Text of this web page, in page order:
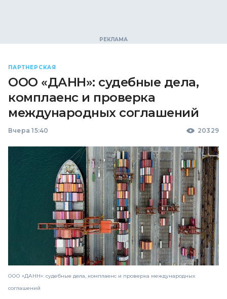
ПАРТНЕРСКАЯ
ООО «ДАНН»: судебные дела,
комплаенс и проверка
международных соглашений
Вчера 15:40 20329
ООО «ДАНН»: судебные дела, комплаенс и проверка международных
соглашений